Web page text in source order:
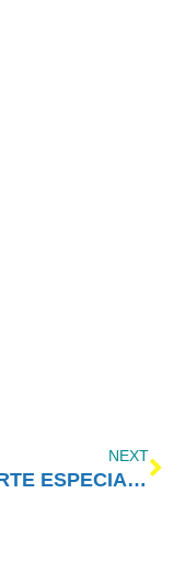
NEXT
ENCARTE ESPECIAL – DEZEMBRO/2022